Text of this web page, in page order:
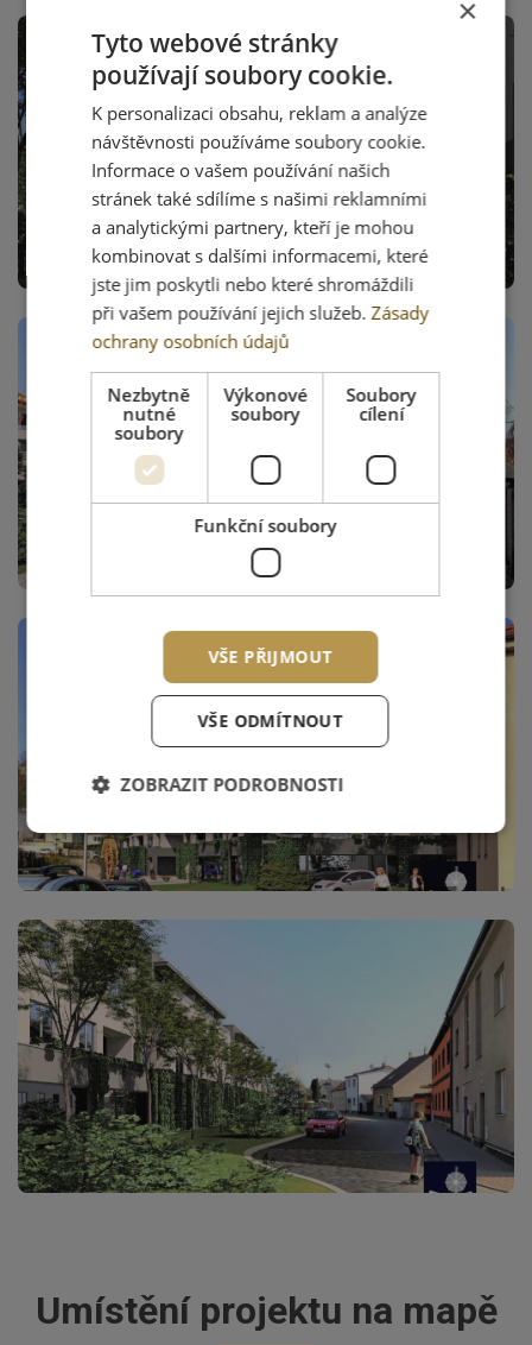
Umístění projektu na mapě
×
Tyto webové stránky
používají soubory cookie.
K personalizaci obsahu, reklam a analýze
návštěvnosti používáme soubory cookie.
Informace o vašem používání našich
stránek také sdílíme s našimi reklamními
a analytickými partnery, kteří je mohou
kombinovat s dalšími informacemi, které
jste jim poskytli nebo které shromáždili
při vašem používání jejich služeb.Zásady
ochrany osobních údajů
Nezbytně
nutné
soubory
Výkonové
soubory
Soubory
cílení
Funkční soubory
VŠE PŘIJMOUT
VŠE ODMÍTNOUT
ZOBRAZIT PODROBNOSTI